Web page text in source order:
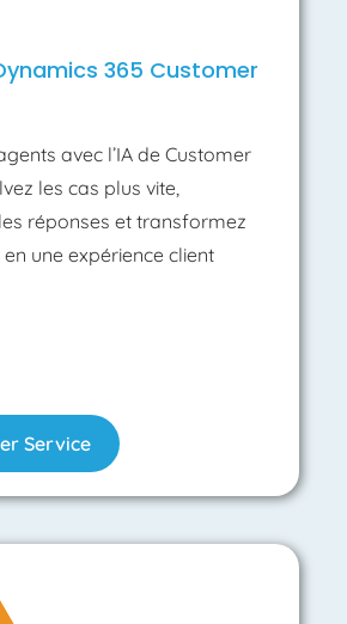
365 Customer
avec l’IA de Customer
les cas plus vite,
réponses et transformez
une expérience client
Service